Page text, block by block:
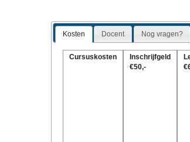
Kosten Docent Nog vragen?
Cursuskosten
Inschrijfgeld
€50,-